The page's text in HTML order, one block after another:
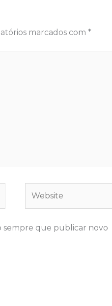
marcados com *
sempre que publicar novo